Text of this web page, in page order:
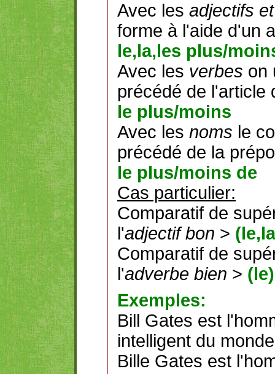
Avec les adjectifs
forme à l'aide d'un
le,la,les plus/
Avec les verbes on
précédé de l'article
le plus/moins
Avec les noms le
précédé de la
le plus/moins de
Cas particulier:
Comparatif de
l'adjectif bon >
Comparatif de
l'adverbe bien >
Exemples:
Bill Gates est
intelligent du
Bille Gates est